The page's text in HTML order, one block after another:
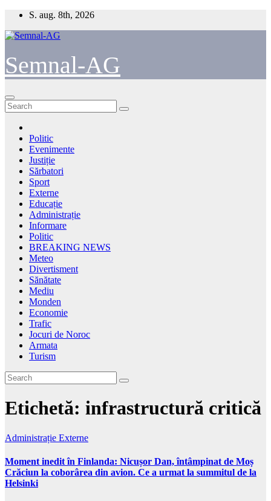
Skip
content
S. aug. 8th, 2026
Semnal-AG
Politic
Evenimente
Justiție
Sărbatori
Sport
Externe
Educație
Administrație
Informare
Politic
BREAKING NEWS
Meteo
Divertisment
Sănătate
Mediu
Monden
Economie
Trafic
Jocuri de Noroc
Armata
Turism
Etichetă: infrastructură critică
Administrație Externe
Moment inedit în Finlanda: Nicușor Dan, întâmpinat de Moș
Crăciun la coborârea din avion. Ce a urmat la summitul de la
Helsinki